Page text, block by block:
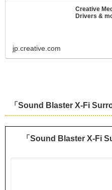
Creative
Drivers &
jp.creative.com
「Sound Blaster X-Fi
「Sound Blaster X-Fi